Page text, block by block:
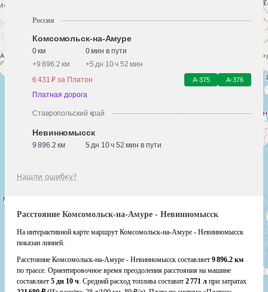
Россия
Комсомольск-на-Амуре
0 км
0 мин в пути
+9 896.2 км +5 дн 10 ч 52 мин
6 431 ₽ за Платон
А-375 А-376
Платная дорога
Ставропольский край
Невинномысск
9 896.2 км 5 дн 10 ч 52 мин в пути
Нашли ошибку?
Расстояние Комсомольск-на-Амуре - Невинномысск
На интерактивной карте маршрут Комсомольск-на-Амуре - Невинномысск
показан линией.
Расстояние Комсомольск-на-Амуре - Невинномысск составляет 9 896.2 км
по трассе. Ориентировочное время преодоления расстояния на машине
составляет 5 дн 10 ч. Средний расход топлива составит 2 771 л при затратах